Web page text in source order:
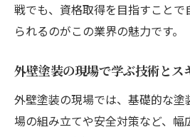
戦でも、資格取得を目指すこと
られるのがこの業界の魅力です。
外壁塗装の現場で学ぶ技術とス
外壁塗装の現場では、基礎的な
場の組み立てや安全対策など、幅